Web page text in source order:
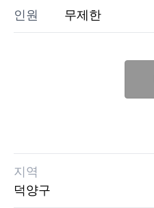
인원 무제한
지역
덕양구